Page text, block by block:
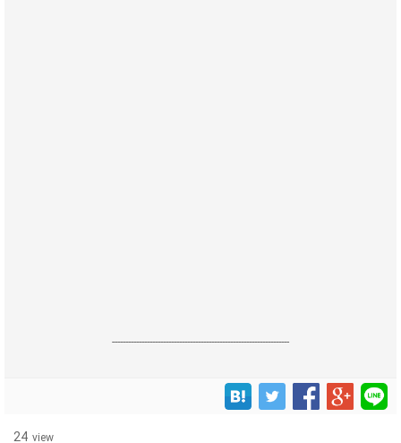
------------------------------------------------------------------
24 view